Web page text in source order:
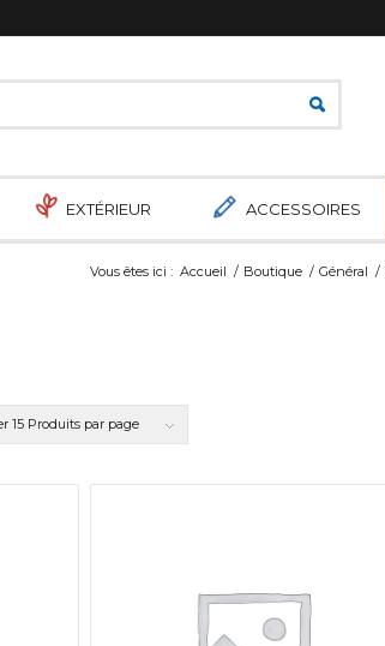
EXTÉRIEUR ACCESSOIRES
Vous êtes ici : Accueil / Boutique / Général /
15 Produits par page